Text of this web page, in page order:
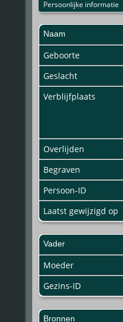
Persoonlijke informatie
Naam
Geboorte
Geslacht
Verblijfplaats
Overlijden
Begraven
Persoon-ID
Laatst gewijzigd op
Vader
Moeder
Gezins-ID
Bronnen